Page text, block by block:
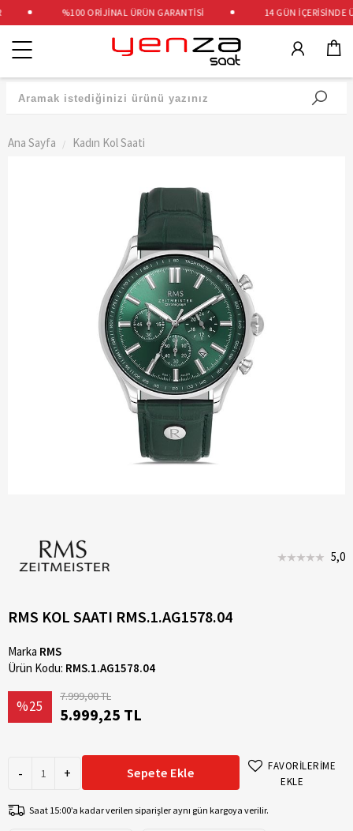
%100 ORİJİNAL ÜRÜN GARANTİSİ 14 GÜN İÇERİSİNDE
Kategoriler
Ana Sayfa Kadın Kol Saati
5,0
RMS KOL SAATI RMS.1.AG1578.04
Marka RMS
Ürün Kodu: RMS.1.AG1578.04
%25
7.999,00 TL
5.999,25 TL
- + Sepete Ekle
FAVORİLERİME
EKLE
Saat 15:00’a kadar verilen siparişler aynı gün kargoya verilir.